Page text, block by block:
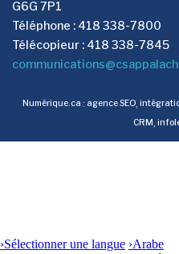
G6G 7P1
Téléphone : 418 338-7800
Télécopieur : 418 338-7845
Numérique.ca : agence SEO
CRM